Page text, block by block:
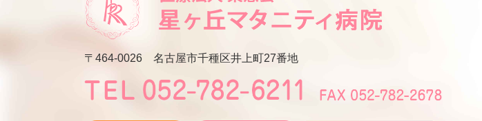
〒464-0026 名古屋市千種区井上町27番地